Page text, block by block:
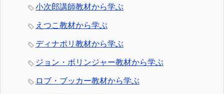
小次郎講師教材から学ぶ
えつこ教材から学ぶ
ディナポリ教材から学ぶ
ジョン・ボリンジャー教材から学ぶ
ロブ・ブッカー教材から学ぶ